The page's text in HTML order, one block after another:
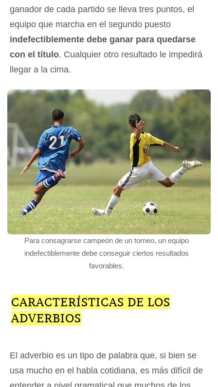
ganador de cada partido se lleva tres puntos, el
equipo que marcha en el segundo puesto
indefectiblemente debe ganar para quedarse
con el título. Cualquier otro resultado le impedirá
llegar a la cima.
Para consagrarse campeón de un torneo, un equipo
indefectiblemente debe conseguir ciertos resultados
favorables.
CARACTERÍSTICAS DE LOS
ADVERBIOS
El adverbio es un tipo de palabra que, si bien se
usa mucho en el habla cotidiana, es más difícil de